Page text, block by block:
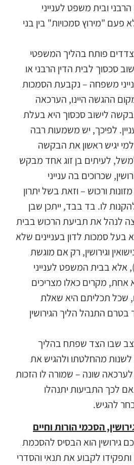
ובית משפט לענייני
"מירוץ סמכויות" בין בני
פותח בהליך המשפטי
סכסוך לבית הדין הרבני או
משפחה – נקבעת הסמכות
מקום ההגשה היינו, הערכאה
לישוב סכסוך היא בעלת
לפיכך, יש משמעות רבה
יגיש ראשון את הבקשה
לעיתים בן זוג אחד מבקש
שכרוכים בה ענייני
ורכוש – וזאת בשל יתרון
לו. בד בבד, ייתכן שבן
לנהל את תביעת הרכוש בבית
בעל סמכות לדון בעניינים שלא
וגירושין, רק אם מוגשת
אלא בבית המשפט לענייני
מקרים כאלו מצריכים
שכל תכליתם היא שאלת
התנהל הליך הגירושין
שבו הצד שפתח בהליך
מהחלטתו ולהגיש את
שונה – שמורה לו הזכות
לכך התביעות יתנהלו
להגיש.
הסכמי הורות וחיים
גירושין הוא הבסיס להסכמת
ותפקידו לקבוע את תנאי והסדרי